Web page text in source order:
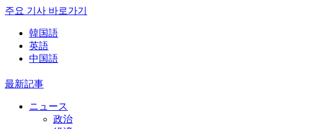
주요 기사 바로가기
韓国語
英語
中国語
最新記事
ニュース
政治